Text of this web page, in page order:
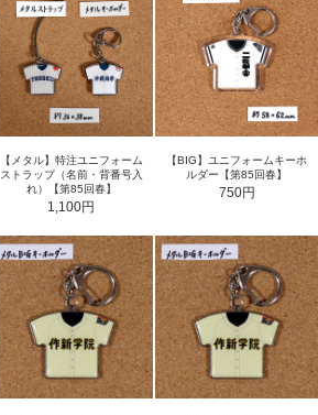
【メタル】特注ユニフォーム
ストラップ（名前・背番号入
れ）【第85回春】
1,100円
【BIG】ユニフォームキーホ
ルダー【第85回春】
750円